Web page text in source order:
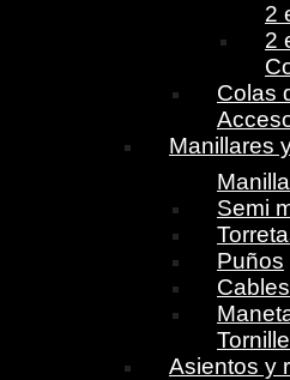
2
2
Colas
Manillares
Semi
Puños
Asientos y